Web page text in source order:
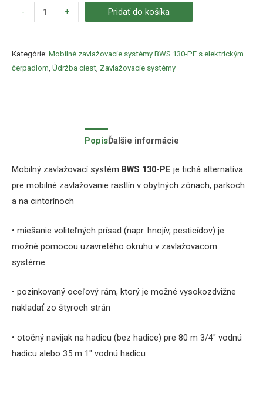
- + Pridať do košíka
Kategórie: Mobilné zavlažovacie systémy BWS 130-PE s elektrickým
čerpadlom Údržba ciest Zavlažovacie systémy
PopisĎalšie informácie
Mobilný zavlažovací systém BWS 130-PE je tichá alternatíva
pre mobilné zavlažovanie rastlín v obytných zónach, parkoch
a na cintorínoch
• miešanie voliteľných prísad (napr. hnojív, pesticídov) je
možné pomocou uzavretého okruhu v zavlažovacom
systéme
• pozinkovaný oceľový rám, ktorý je možné vysokozdvižne
nakladať zo štyroch strán
• otočný navijak na hadicu (bez hadice) pre 80 m 3/4″ vodnú
hadicu alebo 35 m 1″ vodnú hadicu